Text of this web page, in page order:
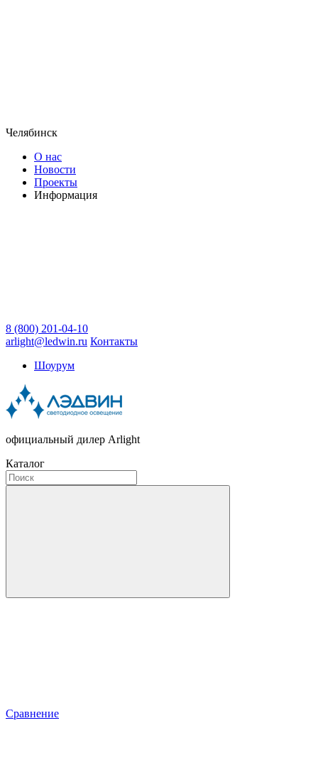
Челябинск
О нас
Новости
Проекты
Информация
8 (800) 201-04-10
arlight@ledwin.ru Контакты
Шоурум
официальный дилер Arlight
Каталог
Сравнение